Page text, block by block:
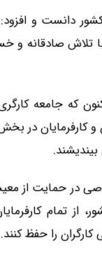
دانست و
صادقانه و
که جامعه
و کارفرمایان در
حمایت از معیشت
از تمام
را حفظ کنند.